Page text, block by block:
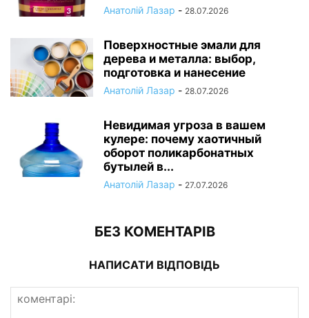
Анатолій Лазар - 28.07.2026
Поверхностные эмали для
дерева и металла: выбор,
подготовка и нанесение
Анатолій Лазар - 28.07.2026
Невидимая угроза в вашем
кулере: почему хаотичный
оборот поликарбонатных
бутылей в...
Анатолій Лазар - 27.07.2026
БЕЗ КОМЕНТАРІВ
НАПИСАТИ ВІДПОВІДЬ